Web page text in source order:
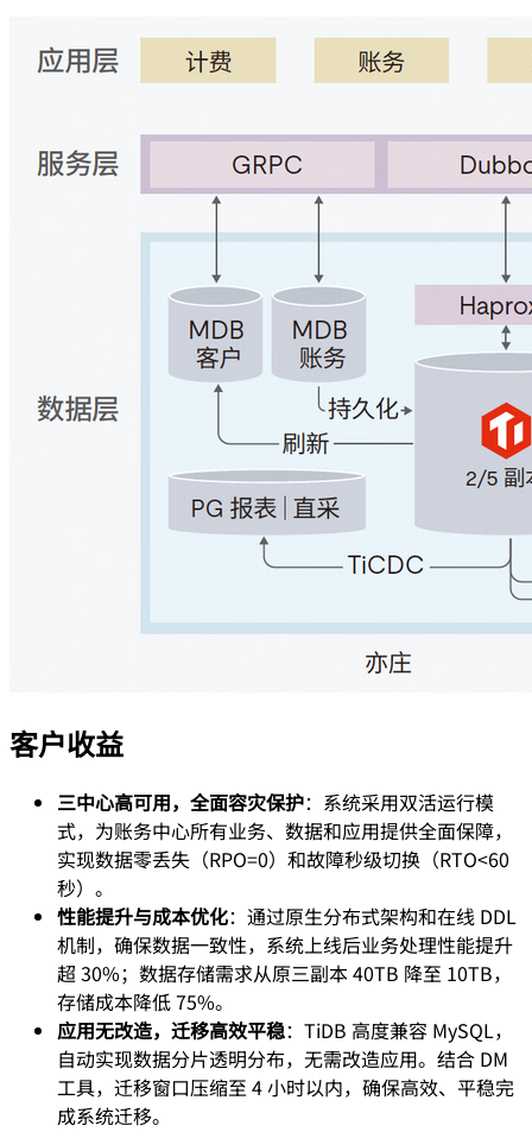
客户收益
三中心高可用，全面容灾保护：系统采用双活运行模
式，为账务中心所有业务、数据和应用提供全面保障，
实现数据零丢失（RPO=0）和故障秒级切换（RTO<60
秒）。
性能提升与成本优化：通过原生分布式架构和在线 DDL
机制，确保数据一致性，系统上线后业务处理性能提升
超 30%；数据存储需求从原三副本 40TB 降至 10TB，
存储成本降低 75%。
应用无改造，迁移高效平稳：TiDB 高度兼容 MySQL，
自动实现数据分片透明分布，无需改造应用。结合 DM
工具，迁移窗口压缩至 4 小时以内，确保高效、平稳完
成系统迁移。